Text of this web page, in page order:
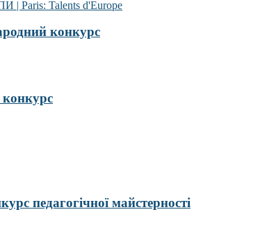
конкурс
педагогічної майстерності